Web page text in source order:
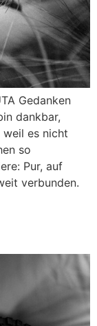
Gedanken
dankbar,
es nicht
so
Pur, auf
verbunden.